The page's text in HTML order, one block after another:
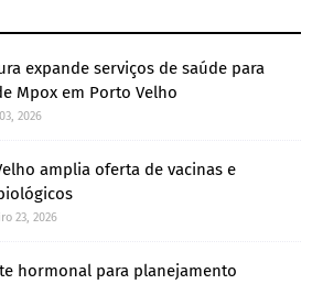
expande serviços de saúde para
Mpox em Porto Velho
2026
amplia oferta de vacinas e
23, 2026
hormonal para planejamento